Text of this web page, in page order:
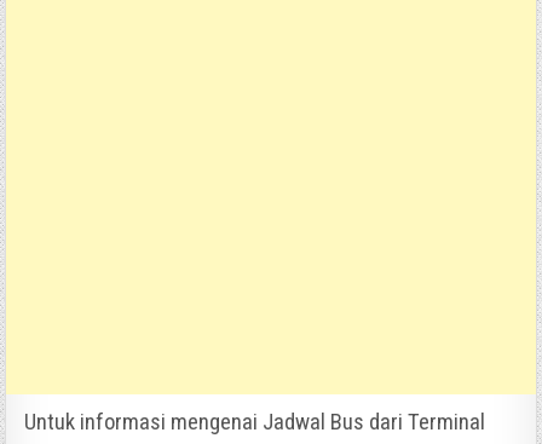
Untuk informasi mengenai Jadwal Bus dari Terminal